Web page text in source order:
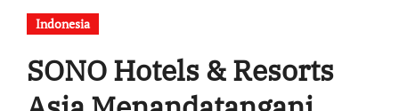
Indonesia
SONO Hotels & Resorts